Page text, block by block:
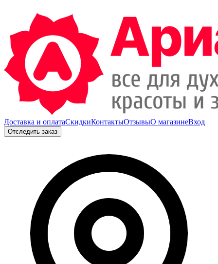
Доставка и оплатаСкидкиКонтактыОтзывыО магазинеВход
Отследить заказ